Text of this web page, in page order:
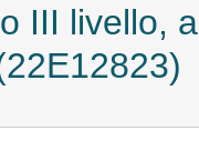
III livello,